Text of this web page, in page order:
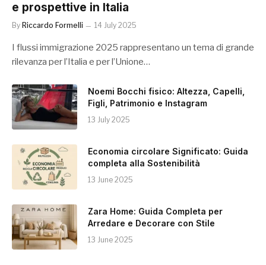
e prospettive in Italia
By Riccardo Formelli 14 July 2025
I flussi immigrazione 2025 rappresentano un tema di grande
rilevanza per l’Italia e per l’Unione…
Noemi Bocchi fisico: Altezza, Capelli,
Figli, Patrimonio e Instagram
13 July 2025
Economia circolare Significato: Guida
completa alla Sostenibilità
13 June 2025
Zara Home: Guida Completa per
Arredare e Decorare con Stile
13 June 2025